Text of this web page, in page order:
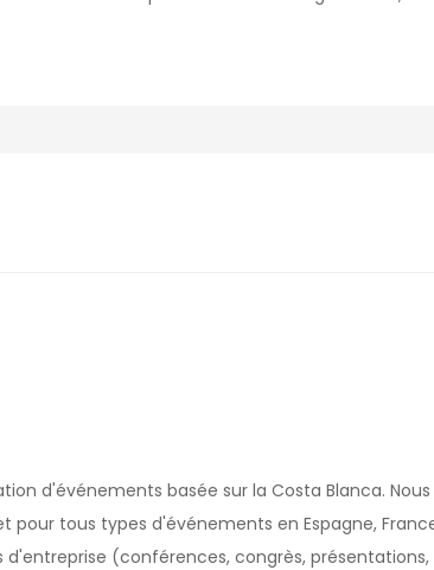
d'événements basée sur la Costa Blanca.
tous types d'événements en Espagne,
d'entreprise (conférences, congrès,